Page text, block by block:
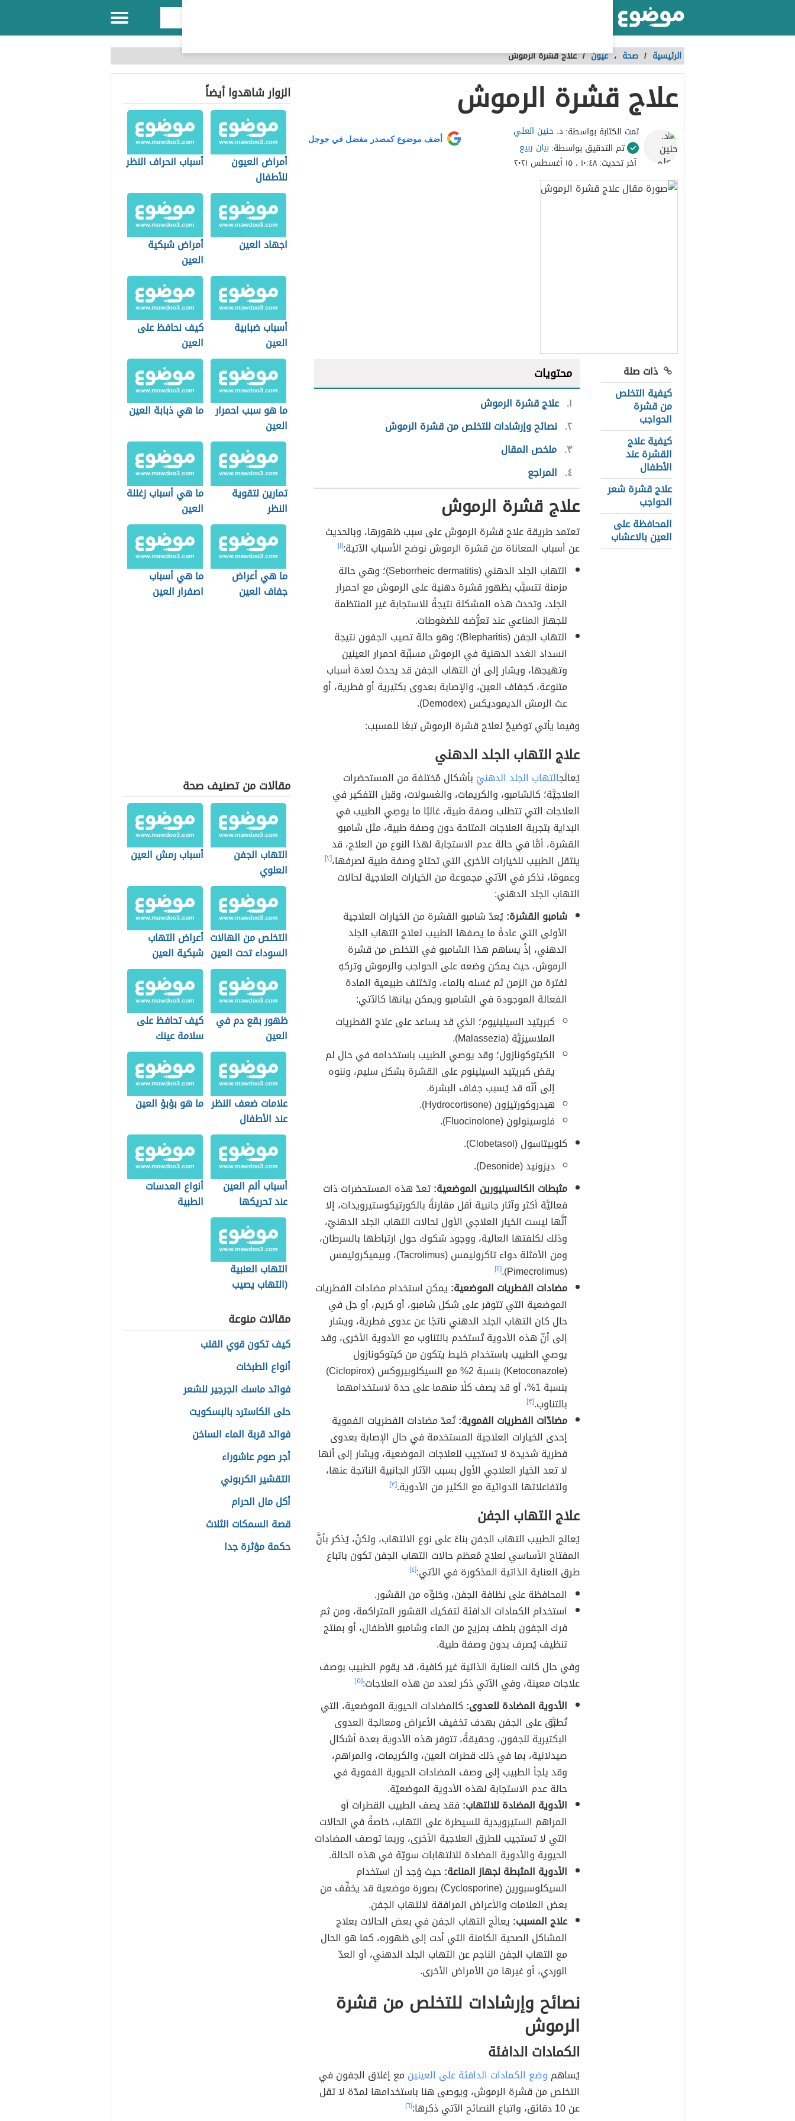
الرئيسية / صحة ،عيون /علاج قشرة الرموش
علاج قشرة الرموش
تمت الكتابة بواسطة:د. حنين العلي
تم التدقيق بواسطة: بيان ربيع
آخر تحديث:١٠:٤٨ ، ١٥ أغسطس ٢٠٢١
أضف موضوع كمصدر مفضل في جوجل
ذات صلة
كيفية التخلص
من قشرة
الحواجب
كيفية علاج
القشرة عند
الأطفال
علاج قشرة شعر
الحواجب
المحافظة على
العين بالاعشاب
محتويات
١ علاج قشرة الرموش
٢ نصائح وإرشادات للتخلص من قشرة الرموش
٣ ملخص المقال
٤ المراجع
علاج قشرة الرموش
تعتمد طريقة علاج قشرة الرموش على سبب ظهورها، وبالحديث
عن أسباب المعاناة من قشرة الرموش نوضح الأسباب الآتية:[١]
التهاب الجلد الدهني (Seborrheic dermatitis)؛ وهي حالة
مزمنة تتسبَّب بظهور قشرة دهنية على الرموش مع احمرار
الجلد، وتحدث هذه المشكلة نتيجةً للاستجابة غير المنتظمة
للجهاز المناعي عند تعرُّضه للضغوطات.
التهاب الجفن (Blepharitis)؛ وهو حالة تصيب الجفون نتيجة
انسداد الغدد الدهنية في الرموش مسبِّبة احمرار العينين
وتهيجها، ويشار إلى أن التهاب الجفن قد يحدث لعدة أسباب
متنوعة، كجفاف العين، والإصابة بعدوى بكتيرية أو فطرية، أو
عث الرمش الديموديكس (Demodex).
وفيما يأتي توضيحٌ لعلاج قشرة الرموش تبعًا للمسبب:
علاج التهاب الجلد الدهني
يُعالَجالتهاب الجلد الدهنيّ بأشكال مُختلفة من المستحضرات
العلاجيَّة؛ كالشامبو، والكريمات، والغسولات، وقبل التفكير في
العلاجات التي تتطلب وصفة طبية،غالبًا ما يوصِي الطبيب في
البداية بتجربة العلاجات المتاحة دون وصفة طبية، مثل شامبو
القشرة، أمَّا في حالة عدم الاستجابة لهذا النوع من العلاج، قد
ينتقل الطبيب للخيارات الأخرى التي تحتاج وصفة طبية لصرفها،[٢]
وعمومًا، نذكر في الآتي مجموعة من الخيارات العلاجية لحالات
التهاب الجلد الدهني:
شامبو القشرة:يُعدّ شامبو القشرة من الخيارات العلاجية
الأولى التي عادةً ما يصفها الطبيب لعلاج التهاب الجلد
الدهني، إذْ يساهم هذا الشامبو في التخلص من قشرة
الرموش، حيث يمكن وضعه على الحواجب والرموش وتركهِ
لفترة من الزمن ثم غسله بالماء، وتختلف طبيعية المادة
الفعالة الموجودة في الشامبو ويمكن بيانها كالآتي:
كبريتيد السيلينيوم؛ الذي قد يساعد على علاج الفطريات
الملاسيزيَّة (Malassezia).
الكيتوكونازول؛ وقد يوصي الطبيب باستخدامه في حال لم
يقض كبريتيد السيلينوم على القشرة بشكل سليم، وننوه
إلى أنّه قد يُسبب جفاف البشرة.
هيدروكورتيزون (Hydrocortisone).
فلوسينولون (Fluocinolone).
كلوبيتاسول (Clobetasol).
ديزونيد (Desonide).
مثبطات الكالسينيورين الموضعية:تعدّ هذه المستحضرات ذات
فعاليَّة أكثر وآثار جانبية أقل مقارنةً بالكورتيكوستيرويدات، إلا
أنَّها ليست الخيار العلاجي الأول لحالات التهاب الجلد الدهنيّ،
وذلك لكلفتها العالية، ووجود شكوك حول ارتباطها بالسرطان،
ومن الأمثلة دواء تاكروليمس (Tacrolimus)، وبيميكروليمس
(Pimecrolimus).
[٢]
مضادات الفطريات الموضعية: يمكن استخدام مضادات الفطريات
الموضعية التي تتوفر على شكل شامبو، أو كريم، أو جل في
حال كان التهاب الجلد الدهني ناتجًا عن عدوى فطرية، ويشار
إلى أنّ هذه الأدوية تُستخدم بالتناوب مع الأدوية الأخرى، وقد
يوصي الطبيب باستخدام خليط يتكون من كيتوكونازول
(Ketoconazole) بنسبة 2% مع السيكلوبيروكس (Ciclopirox)
بنسبة 1%، أو قد يصف كلًا منهما على حدة لاستخدامهما
بالتناوب.[٣]
مضادّات الفطريات الفموية:تُعدّ مضادات الفطريات الفموية
إحدى الخيارات العلاجية المستخدمة في حال الإصابة بعدوى
فطرية شديدة لا تستجيب للعلاجات الموضعية، ويشار إلى أنها
لا تعد الخيار العلاجي الأول بسبب الآثار الجانبية الناتجة عنها،
ولتفاعلاتها الدوائية مع الكثير من الأدوية.[٣]
علاج التهاب الجفن
يُعالج الطبيب التهاب الجفن بناءً على نوع الالتهاب، ولكنْ، يُذكر بأنَّ
المفتاح الأساسي لعلاج مُعظم حالات التهاب الجفن تكون باتباع
طرق العناية الذاتية المذكورة في الآتي:[٤]
المحافظة على نظافة الجفن، وخلوِّه من القشور.
استخدام الكمادات الدافئة لتفكيك القشور المتراكمة، ومن ثم
فرك الجفون بلطف بمزيج من الماء وشامبو الأطفال، أو بمنتج
تنظيف يُصرف بدون وصفة طبية.
وفي حال كانت العناية الذاتية غير كافية، قد يقوم الطبيب بوصف
علاجات معينة، وفي الآتي ذكر لعدد من هذه العلاجات:[٥]
الأدوية المضادة للعدوى: كالمضادات الحيوية الموضعية، التي
تُطبَّق على الجفن بهدف تخفيف الأعراض ومعالجة العدوى
البكتيرية للجفون، وحقيقةً، تتوفر هذه الأدوية بعدة أشكال
صيدلانية، بما في ذلك قطرات العين، والكريمات، والمراهم،
وقد يلجأ الطبيب إلى وصف المضادات الحيوية الفموية في
حالة عدم الاستجابة لهذه الأدوية الموضعيّة.
الأدوية المضادة للالتهاب: فقد يصف الطبيب القطرات أو
المراهم الستيرويدية للسيطرة على التهاب، خاصةً في الحالات
التي لا تستجيب للطرق العلاجية الأخرى، وربما توصف المضادات
الحيوية والأدوية المضادة للالتهابات سويّة في هذه الحالة.
الأدوية المثبطة لجهاز المناعة:حيث وُجد أن استخدام
السيكلوسبورين (Cyclosporine) بصورة موضعية قد يخفِّف من
بعض العلامات والأعراض المرافقة لالتهاب الجفن.
علاج المسبب: يعالَج التهاب الجفن في بعض الحالات بعلاج
المشاكل الصحية الكامنة التي أدت إلى ظهوره، كما هو الحال
مع التهاب الجفن الناجم عن التهاب الجلد الدهني، أو العدّ
الوردي، أو غيرها من الأمراض الأخرى.
نصائح وإرشادات للتخلص من قشرة
الرموش
الكمادات الدافئة
يُساهم وضع الكمادات الدافئة على العينين مع إغلاق الجفون في
التخلص من قشرة الرموش، ويوصى هنا باستخدامها لمدّة لا تقل
عن 10 دقائق، واتباع النصائح الآتي ذكرها:
[٦]
الزوار شاهدوا أيضاً
أمراض العيون
للأطفال
أسباب انحراف النظر
اجهاد العين
أمراض شبكية
العين
أسباب ضبابية
العين
كيف نحافظ على
العين
ما هو سبب احمرار
العين
ما هي ذبابة العين
تمارين لتقوية
النظر
ما هي أسباب زغللة
العين
ما هي أعراض
جفاف العين
ما هي أسباب
اصفرار العين
مقالات من تصنيف صحة
التهاب الجفن
العلوي
أسباب رمش العين
التخلص من الهالات
السوداء تحت العين
أعراض التهاب
شبكية العين
ظهور بقع دم في
العين
كيف تحافظ على
سلامة عينك
علامات ضعف النظر
عند الأطفال
ما هو بؤبؤ العين
أسباب ألم العين
عند تحريكها
أنواع العدسات
الطبية
التهاب العنبية
(التهاب يصيب
مقالات منوعة
كيف تكون قوي القلب
أنواع الطبخات
فوائد ماسك الجرجير للشعر
حلى الكاسترد بالبسكويت
فوائد قربة الماء الساخن
أجر صوم عاشوراء
التقشير الكربوني
أكل مال الحرام
قصة السمكات الثلاث
حكمة مؤثرة جدا